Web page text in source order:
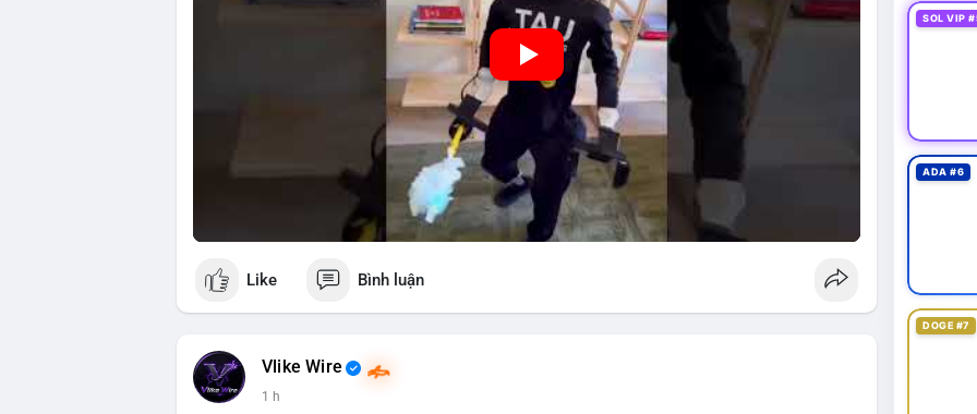
Like Bình luận
Vlike Wire
1 h
SOL VIP
ADA #6
DOGE #7